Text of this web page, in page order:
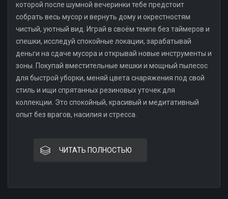
которой после шумной вечеринки тебе предстоит
собрать весь мусор и вернуть дому и окрестностям
чистый, уютный вид. Играй в своём темпе без таймеров и
спешки, исследуй спокойные локации, зарабатывай
деньги на сдаче мусора и открывай новые инструменты и
зоны. Покупай вместительные мешки и мощный пылесос
для быстрой уборки, меняй цвета снаряжения под свой
стиль и ищи спрятанных резиновых уточек для
коллекции. Это спокойный, красивый и медитативный
опыт без врагов, насилия и стресса.
ЧИТАТЬ ПОЛНОСТЬЮ